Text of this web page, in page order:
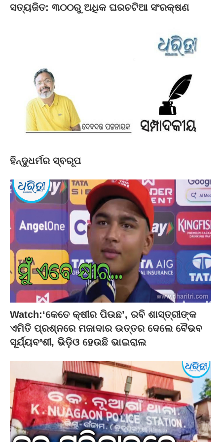
ସତ୍ୟଜିତ: ୩୦୦ରୁ ଅଧିକ ଘରଚଟିଆ ସଂରକ୍ଷଣ
ହିନ୍ଦୁଧର୍ମର ସ୍ବରୂପ
Watch:‘କେତେ କ୍ଷୀର ପିଉଛ’, ରବି ଶାସ୍ତ୍ରୀଙ୍କ
ଏମିତି ପ୍ରଶ୍ନରେ ମଜାଦାର ଉତ୍ତର ଦେଲେ ବୈଭବ
ସୂର୍ଯ୍ୟବଂଶୀ, ଭିଡ଼ିଓ ହେଉଛି ଭାଇରାଲ